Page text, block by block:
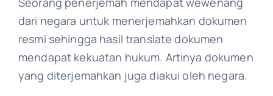
dari negara untuk menerjemahkan dokumen
resmi sehingga hasil translate dokumen
mendapat kekuatan hukum. Artinya dokumen
yang diterjemahkan juga diakui oleh negara.